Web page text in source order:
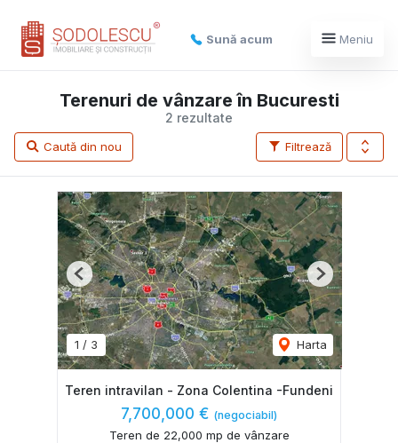
Sună acum Meniu
2 rezultate
Terenuri de vânzare în Bucuresti
Filtrează
Caută din nou
1 / 3 Harta
Previous Next
Teren intravilan - Zona Colentina -Fundeni
7,700,000 € (negociabil)
Teren de 22,000 mp de vânzare